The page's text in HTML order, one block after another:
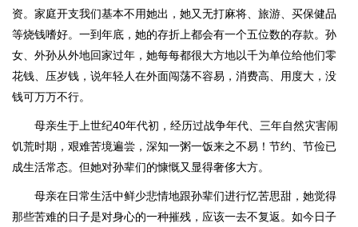
资。家庭开支我们基本不用她出，她又无打麻将、旅游、买保健品
等烧钱嗜好。一到年底，她的存折上都会有一个五位数的存款。孙
女、外孙从外地回家过年，她每每都很大方地以千为单位给他们零
花钱、压岁钱，说年轻人在外面闯荡不容易，消费高、用度大，没
钱可万万不行。
母亲生于上世纪40年代初，经历过战争年代、三年自然灾害闹
饥荒时期，艰难苦境遍尝，深知一粥一饭来之不易！节约、节俭已
成生活常态。但她对孙辈们的慷慨又显得奢侈大方。
母亲在日常生活中鲜少悲情地跟孙辈们进行忆苦思甜，她觉得
那些苦难的日子是对身心的一种摧残，应该一去不复返。如今日子